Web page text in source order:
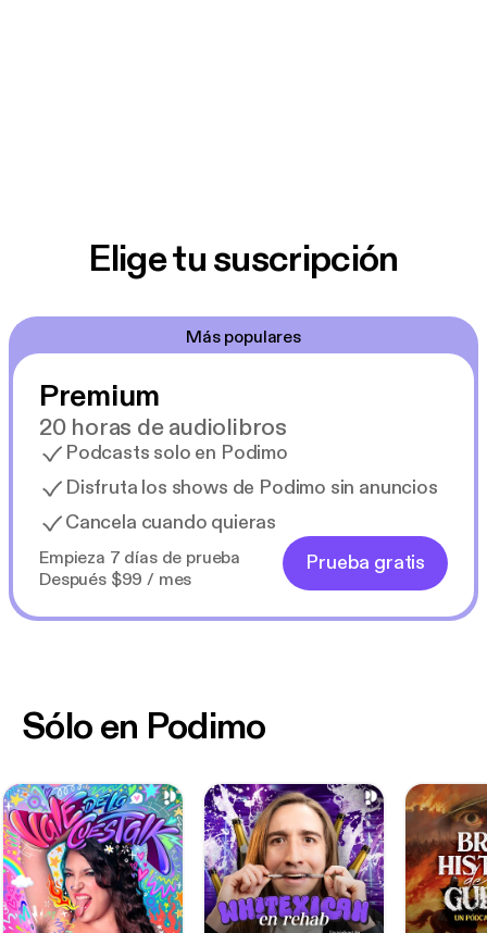
Elige tu suscripción
Más populares
Premium
20 horas de audiolibros
Podcasts solo en Podimo
Disfruta los shows de Podimo sin anuncios
Cancela cuando quieras
Empieza 7 días de prueba
Después $99 / mes
Prueba gratis
Sólo en Podimo